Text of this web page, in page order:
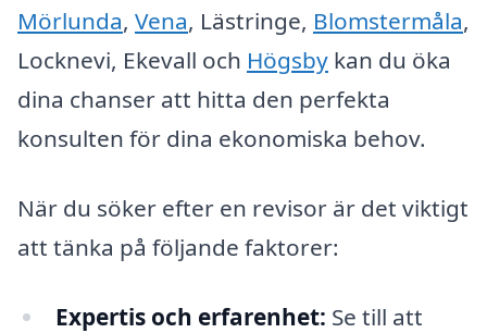
Mörlunda, Vena, Lästringe, Blomstermåla,
Locknevi, Ekevall och Högsby kan du öka
dina chanser att hitta den perfekta
konsulten för dina ekonomiska behov.
När du söker efter en revisor är det viktigt
att tänka på följande faktorer:
Expertis och erfarenhet: Se till att